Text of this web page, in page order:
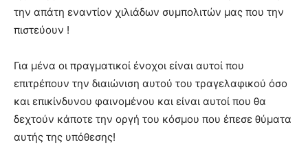
την απάτη εναντίον χιλιάδων συμπολιτών μας που την
πιστεύουν !
Για μένα οι πραγματικοί ένοχοι είναι αυτοί που
επιτρέπουν την διαιώνιση αυτού του τραγελαφικού όσο
και επικίνδυνου φαινομένου και είναι αυτοί που θα
δεχτούν κάποτε την οργή του κόσμου που έπεσε θύματα
αυτής της υπόθεσης!